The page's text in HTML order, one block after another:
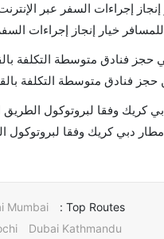
إنجاز إجراءات السفر عبر
للمسافر خيار إنجاز إجراءات
حجز فنادق متوسطة التكلفة
حجز فنادق متوسطة التكلفة
كريك وفقا لبروتوكول الطريق
مطار دبي كريك وفقا لبروتوكول
Top Routes :
Mumbai
Dubai Kathmandu